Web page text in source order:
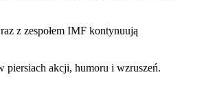
z zespołem IMF kontynuują
akcji, humoru i wzruszeń.